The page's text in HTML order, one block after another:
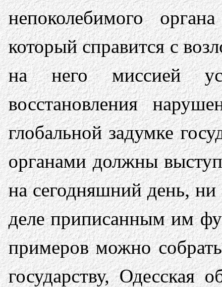
непоколебимого
который справится с
на него миссией
восстановления
глобальной задумке
органами должны
на сегодняшний день, ни
деле приписанным им
примеров можно
государству, Одесская